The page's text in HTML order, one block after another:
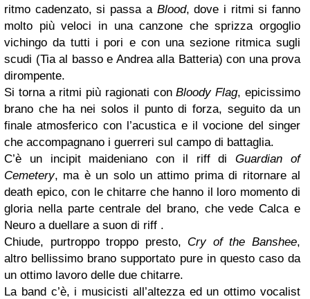
ritmo cadenzato, si passa a Blood, dove i ritmi si fanno
molto più veloci in una canzone che sprizza orgoglio
vichingo da tutti i pori e con una sezione ritmica sugli
scudi (Tia al basso e Andrea alla Batteria) con una prova
dirompente.
Si torna a ritmi più ragionati conBloody Flag, epicissimo
brano che ha nei solos il punto di forza, seguito da un
finale atmosferico con l’acustica e il vocione del singer
che accompagnano i guerreri sul campo di battaglia.
C’è un incipit maideniano con il riff diGuardian of
Cemetery, ma è un solo un attimo prima di ritornare al
death epico, con le chitarre che hanno il loro momento di
gloria nella parte centrale del brano, che vede Calca e
Neuro a duellare a suon di riff .
Chiude, purtroppo troppo presto, Cry of the Banshee,
altro bellissimo brano supportato pure in questo caso da
un ottimo lavoro delle due chitarre.
La band c’è, i musicisti all’altezza ed un ottimo vocalist